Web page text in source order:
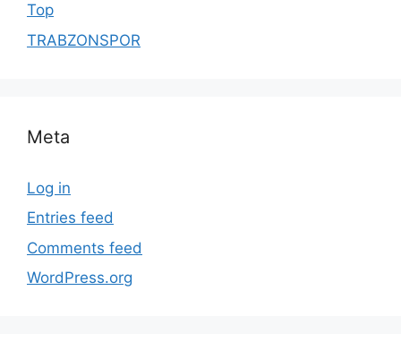
Top
TRABZONSPOR
Meta
Log in
Entries feed
Comments feed
WordPress.org